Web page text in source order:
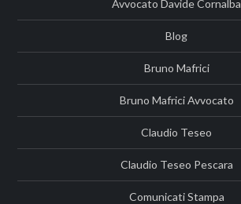
Avvocato Davide Cornalba
Blog
Bruno Mafrici
Bruno Mafrici Avvocato
Claudio Teseo
Claudio Teseo Pescara
Comunicati Stampa